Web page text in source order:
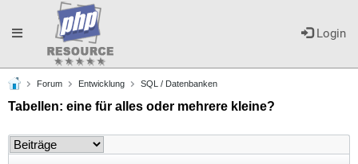
Login
Toggle
navigation
Forum Entwicklung SQL / Datenbanken
Tabellen: eine für alles oder mehrere kleine?